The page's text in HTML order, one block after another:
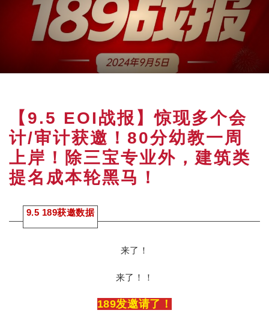
【9.5 EOI战报】惊现多个会
计/审计获邀！80分幼教一周
上岸！除三宝专业外，建筑类
提名成本轮黑马！
9.5 189获邀数据
来了！
来了！！
189发邀请了！